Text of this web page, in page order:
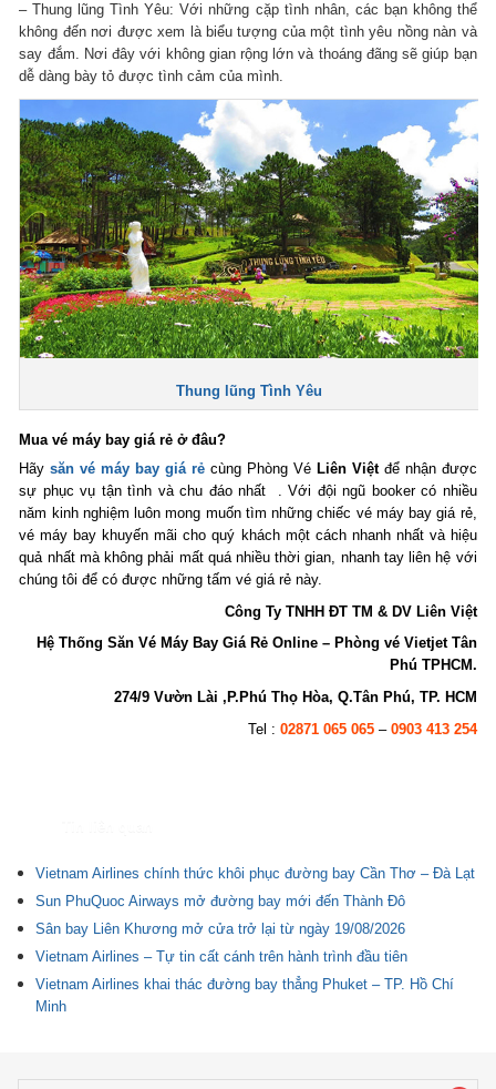
– Thung lũng Tình Yêu: Với những cặp tình nhân, các bạn không thể
không đến nơi được xem là biểu tượng của một tình yêu nồng nàn và
say đắm. Nơi đây với không gian rộng lớn và thoáng đãng sẽ giúp bạn
dễ dàng bày tỏ được tình cảm của mình.
Thung lũng Tình Yêu
Mua vé máy bay giá rẻ ở đâu?
Hãysăn vé máy bay giá rẻ cùng Phòng VéLiên Việtđể nhận được
sự phục vụ tận tình và chu đáo nhất . Với đội ngũ booker có nhiều
năm kinh nghiệm luôn mong muốn tìm những chiếc vé máy bay giá rẻ,
vé máy bay khuyến mãi cho quý khách một cách nhanh nhất và hiệu
quả nhất mà không phải mất quá nhiều thời gian, nhanh tay liên hệ với
chúng tôi để có được những tấm vé giá rẻ này.
Công Ty TNHH ĐT TM & DV Liên Việt
Hệ Thống Săn Vé Máy Bay Giá Rẻ Online – Phòng vé Vietjet Tân
Phú TPHCM.
274/9 Vườn Lài ,P.Phú Thọ Hòa, Q.Tân Phú, TP. HCM
Tel : 02871 065 065– 0903 413 254
Vietnam Airlines chính thức khôi phục đường bay Cần Thơ – Đà Lạt
Sun PhuQuoc Airways mở đường bay mới đến Thành Đô
Sân bay Liên Khương mở cửa trở lại từ ngày 19/08/2026
Vietnam Airlines – Tự tin cất cánh trên hành trình đầu tiên
Vietnam Airlines khai thác đường bay thẳng Phuket – TP. Hồ Chí
Minh